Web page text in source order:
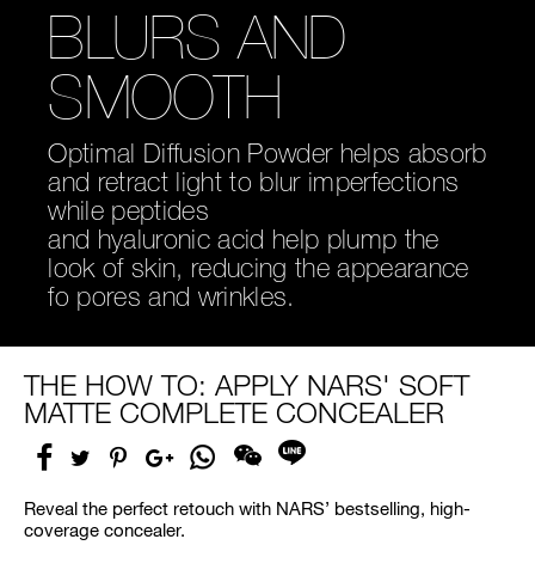
COMPLETE
COVERAGE
High coverage with a weightless matte
finish that lasts all day. Advanced
powders
with a unique structure lay flat, stay in
place, and don’t settle into fine lines
and pores.
BLURS AND
SMOOTH
Optimal Diffusion Powder helps absorb
and retract light to blur imperfections
while peptides
and hyaluronic acid help plump the
look of skin, reducing the appearance
fo pores and wrinkles.
THE HOW TO: APPLY NARS' SOFT
MATTE COMPLETE CONCEALER
Facebook
Twitter PinterestGoogle
Plus
Share
至
Line
Reveal the perfect retouch with NARS’ bestselling, high-
coverage concealer.